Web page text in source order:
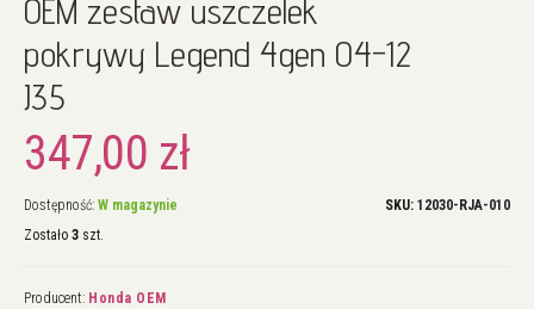
początek
galerii
OEM zestaw uszczelek
pokrywy Legend 4gen 04-12
J35
347,00 zł
Dostępność: W magazynie
Zostało 3 szt.
SKU 12030-RJA-010
Producent: Honda OEM